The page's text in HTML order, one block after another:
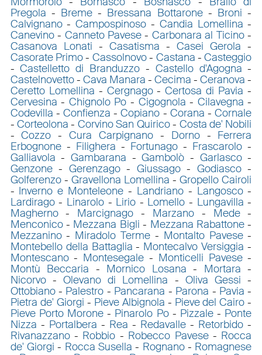
Pregola - Breme - Bressana Bottarone- Broni -
Calvignano-Campospinoso - Candia Lomellina -
Canevino- Canneto Pavese - Carbonara al Ticino-
Casanova Lonati - Casatisma -Casei Gerola -
Casorate Primo- Cassolnovo- Castana -Casteggio
-Castelletto di Branduzzo - Castello d'Agogna -
Castelnovetto- Cava Manara -Cecima -Ceranova -
Ceretto Lomellina - Cergnago-Certosa di Pavia -
Cervesina - Chignolo Po - Cigognola - Cilavegna -
Codevilla -Confienza -Copiano - Corana -Cornale
- Corteolona - Corvino San Quirico- Costa de' Nobili
-Cozzo -Cura Carpignano- Dorno- Ferrera
Erbognone- Filighera - Fortunago - Frascarolo -
Galliavola - Gambarana -Gambolò - Garlasco-
Genzone- Gerenzago- Giussago- Godiasco-
Golferenzo- Gravellona Lomellina -Gropello Cairoli
- Inverno e Monteleone - Landriano- Langosco-
Lardirago- Linarolo- Lirio - Lomello - Lungavilla -
Magherno- Marcignago - Marzano- Mede-
Menconico- Mezzana Bigli - Mezzana Rabattone -
Mezzanino- Miradolo Terme - Montalto Pavese-
Montebello della Battaglia - Montecalvo Versiggia -
Montescano- Montesegale - Monticelli Pavese-
Montù Beccaria - Mornico Losana - Mortara -
Nicorvo-Olevano di Lomellina - Oliva Gessi -
Ottobiano- Palestro - Pancarana - Parona - Pavia -
Pietra de' Giorgi - Pieve Albignola - Pieve del Cairo -
Pieve Porto Morone- Pinarolo Po- Pizzale - Ponte
Nizza - Portalbera - Rea - Redavalle - Retorbido -
Rivanazzano- Robbio - Robecco Pavese- Rocca
de' Giorgi - Rocca Susella - Rognano- Romagnese